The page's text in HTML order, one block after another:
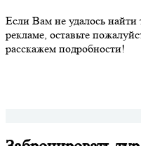
Если Вам не удалось
рекламе, оставьте
расскажем подробности!